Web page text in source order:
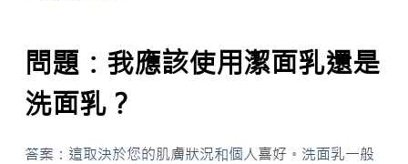
問題：我應該使用潔面乳還是
洗面乳？
答案：這取決於您的肌膚狀況和個人喜好。洗面乳一般